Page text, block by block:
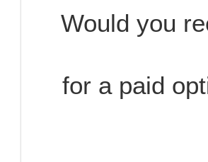
Would you
for a paid